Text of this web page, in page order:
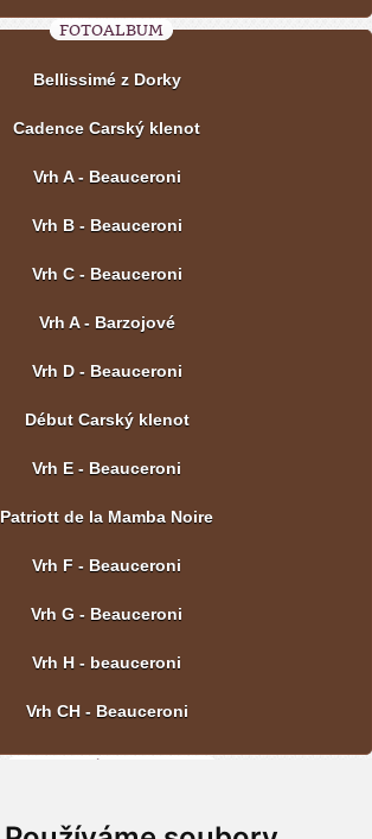
FOTOALBUM
Bellissimé z Dorky
Cadence Carský klenot
Vrh A - Beauceroni
Vrh B - Beauceroni
Vrh C - Beauceroni
Vrh A - Barzojové
Vrh D - Beauceroni
Début Carský klenot
Vrh E - Beauceroni
Patriott de la Mamba Noire
Vrh F - Beauceroni
Vrh G - Beauceroni
Vrh H - beauceroni
Vrh CH - Beauceroni